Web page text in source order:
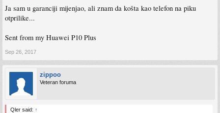
Ja sam u garanciji mijenjao, ali znam da košta kao telefon na piku
otprilike...
Sent from my Huawei P10 Plus
Sep 26, 2017
zippoo
Veteran foruma
Qler said: ↑